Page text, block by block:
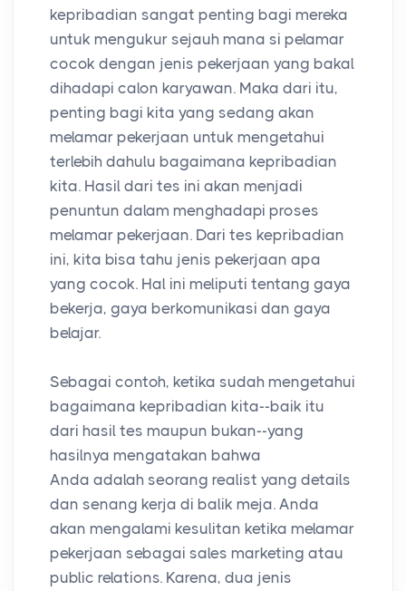
kepribadian sangat penting bagi mereka
untuk mengukur sejauh mana si pelamar
cocok dengan jenis pekerjaan yang bakal
dihadapi calon karyawan. Maka dari itu,
penting bagi kita yang sedang akan
melamar pekerjaan untuk mengetahui
terlebih dahulu bagaimana kepribadian
kita. Hasil dari tes ini akan menjadi
penuntun dalam menghadapi proses
melamar pekerjaan. Dari tes kepribadian
ini, kita bisa tahu jenis pekerjaan apa
yang cocok. Hal ini meliputi tentang gaya
bekerja, gaya berkomunikasi dan gaya
belajar.
Sebagai contoh, ketika sudah mengetahui
bagaimana kepribadian kita--baik itu
dari hasil tes maupun bukan--yang
hasilnya mengatakan bahwa
Anda adalah seorang realist yang details
dan senang kerja di balik meja. Anda
akan mengalami kesulitan ketika melamar
pekerjaan sebagai sales marketing atau
public relations. Karena, dua jenis